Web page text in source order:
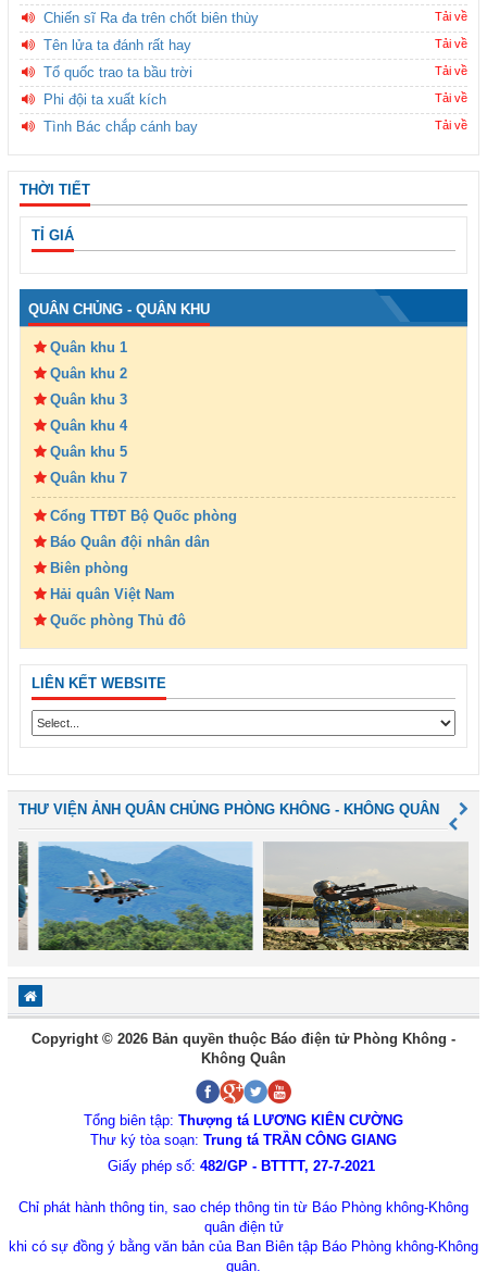
Chiến sĩ Ra đa trên chốt biên thùy Tải về
Tên lửa ta đánh rất hay Tải về
Tổ quốc trao ta bầu trời Tải về
Phi đội ta xuất kích Tải về
Tình Bác chắp cánh bay Tải về
THỜI TIẾT
TỈ GIÁ
QUÂN CHỦNG - QUÂN KHU
Quân khu 1
Quân khu 2
Quân khu 3
Quân khu 4
Quân khu 5
Quân khu 7
Cổng TTĐT Bộ Quốc phòng
Báo Quân đội nhân dân
Biên phòng
Hải quân Việt Nam
Quốc phòng Thủ đô
LIÊN KẾT WEBSITE
THƯ VIỆN ẢNH QUÂN CHỦNG PHÒNG KHÔNG - KHÔNG QUÂN
Copyright © 2026 Bản quyền thuộc Báo điện tử Phòng Không -
Không Quân
Tổng biên tập: Thượng tá LƯƠNG KIÊN CƯỜNG
Thư ký tòa soạn: Trung tá TRẦN CÔNG GIANG
Giấy phép số: 482/GP - BTTTT, 27-7-2021
Chỉ phát hành thông tin, sao chép thông tin từ Báo Phòng không-Không
quân điện tử
khi có sự đồng ý bằng văn bản của Ban Biên tập Báo Phòng không-Không
quân.